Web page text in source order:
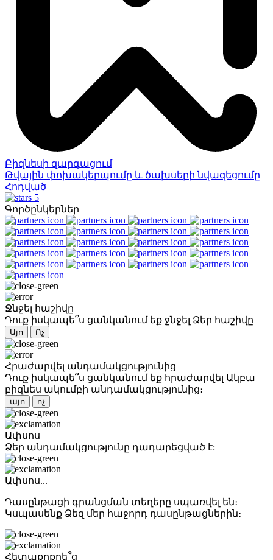
Բիզնեսի զարգացում
Թվային փոխակերպումը և ծախսերի նվազեցումը
Հոդված
5
Գործընկերներ
Ջնջել հաշիվը
Դուք իսկապե՞ս ցանկանում եք ջնջել Ձեր հաշիվը
Այո Ոչ
Հրաժարվել անդամակցությունից
Դուք իսկապե՞ս ցանկանում եք հրաժարվել Ակբա
բիզնես ակումբի անդամակցությունից։
այո ոչ
Ափսոս
Ձեր անդամակցությունը դադարեցված է:
Ափսոս...
Դասընթացի գրանցման տեղերը սպառվել են։
Կսպասենք Ձեզ մեր հաջորդ դասընթացներին։
Հետաքրքրե՞ց